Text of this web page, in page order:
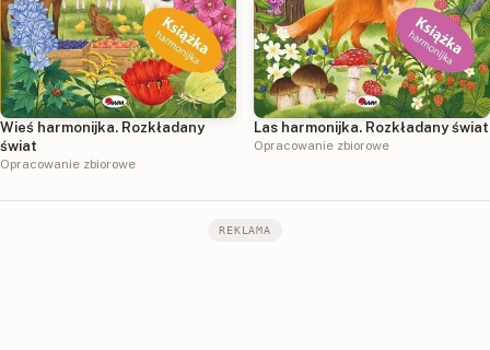
Wieś harmonijka. Rozkładany
świat
Opracowanie zbiorowe
Las harmonijka. Rozkładany świat
Opracowanie zbiorowe
REKLAMA